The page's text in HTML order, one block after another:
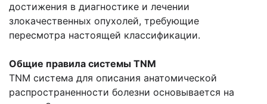
достижения в диагностике и лечении
злокачественных опухолей, требующие
пересмотра настоящей классификации.
Общие правила системы TNM
TNM система для описания анатомической
распространенности болезни основывается на